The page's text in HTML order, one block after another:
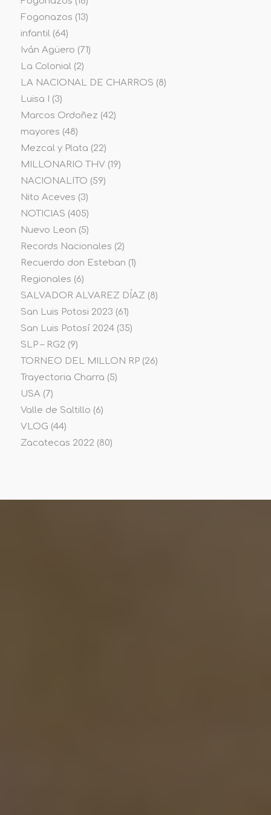
Fogonazos (13)
infantil(64)
Iván Agüero (71)
La Colonial(2)
LA NACIONAL DE CHARROS (8)
Luisa I
(3)
Marcos Ordoñez (42)
mayores (48)
Mezcal y Plata (22)
MILLONARIO THV(19)
NACIONALITO (59)
Nito Aceves (3)
NOTICIAS (405)
Nuevo Leon (5)
Records Nacionales (2)
Recuerdo don Esteban (1)
Regionales (6)
SALVADOR ALVAREZ DÍAZ (8)
San Luis Potosi 2023 (61)
San Luis Potosí 2024(35)
SLP – RG2 (9)
TORNEO DEL MILLON RP(26)
Trayectoria Charra (5)
USA(7)
Valle de Saltillo (6)
VLOG (44)
Zacatecas 2022 (80)